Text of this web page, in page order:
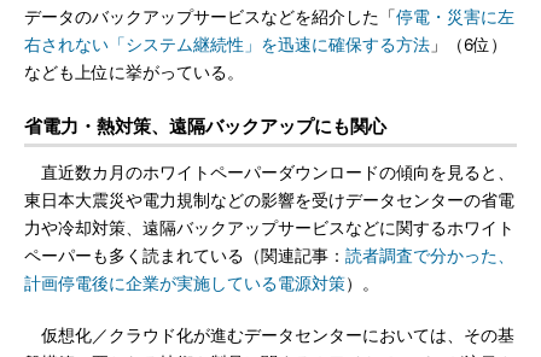
データのバックアップサービスなどを紹介した「停電・災害に左
右されない「システム継続性」を迅速に確保する方法 」（6位）
なども上位に挙がっている。
省電力・熱対策、遠隔バックアップにも関心
直近数カ月のホワイトペーパーダウンロードの傾向を見ると、
東日本大震災や電力規制などの影響を受けデータセンターの省電
力や冷却対策、遠隔バックアップサービスなどに関するホワイト
ペーパーも多く読まれている（関連記事： 読者調査で分かった、
計画停電後に企業が実施している電源対策）。
仮想化／クラウド化が進むデータセンターにおいては、その基